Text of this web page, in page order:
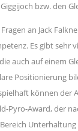
bzw. den
an Jack
Es gibt sehr
auch auf einem
Positionierung
können der
Award, der